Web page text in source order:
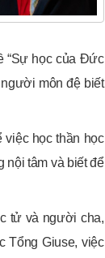
“Sự học của Đức
môn đệ biết
học thần học
nội tâm và biết để
tử và người cha,
Tổng Giuse, việc